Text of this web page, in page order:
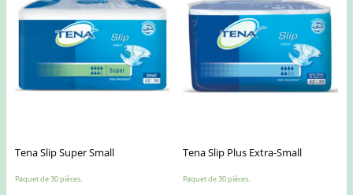
Tena Slip Super Small
Paquet de 30 pièces.
Tena Slip Plus Extra-Small
Paquet de 30 pièces.